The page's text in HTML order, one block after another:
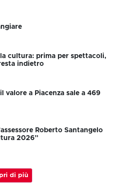
cultura: prima per spettacoli,
indietro
valore a Piacenza sale a 469
Roberto Santangelo
2026”
di più